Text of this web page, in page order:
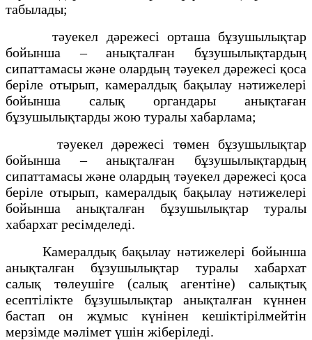
табылады;
тәуекел дәрежесі орташа бұзушылықтар
бойынша – анықталған бұзушылықтардың
сипаттамасы және олардың тәуекел дәрежесі қоса
беріле отырып, камералдық бақылау нәтижелері
бойынша салық органдары анықтаған
бұзушылықтарды жою туралы хабарлама;
тәуекел дәрежесі төмен бұзушылықтар
бойынша – анықталған бұзушылықтардың
сипаттамасы және олардың тәуекел дәрежесі қоса
беріле отырып, камералдық бақылау нәтижелері
бойынша анықталған бұзушылықтар туралы
хабархат ресімделеді.
Камералдық бақылау нәтижелері бойынша
анықталған бұзушылықтар туралы хабархат
салық төлеушіге (салық агентіне) салықтық
есептілікте бұзушылықтар анықталған күннен
бастап он жұмыс күнінен кешіктірілмейтін
мерзімде мәлімет үшін жіберіледі.